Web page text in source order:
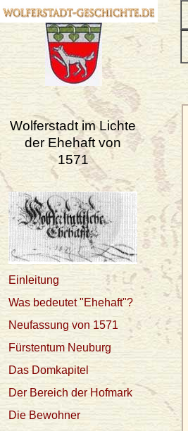
Wolferstadt im Lichte
der Ehehaft von
1571
Einleitung
Was bedeutet "Ehehaft"?
Neufassung von 1571
Fürstentum Neuburg
Das Domkapitel
Der Bereich der Hofmark
Die Bewohner